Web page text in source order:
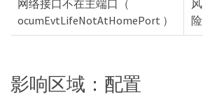
网络接口不在主端口（
ocumEvtLifeNotAtHomePort ）
风
险
影响区域：配置